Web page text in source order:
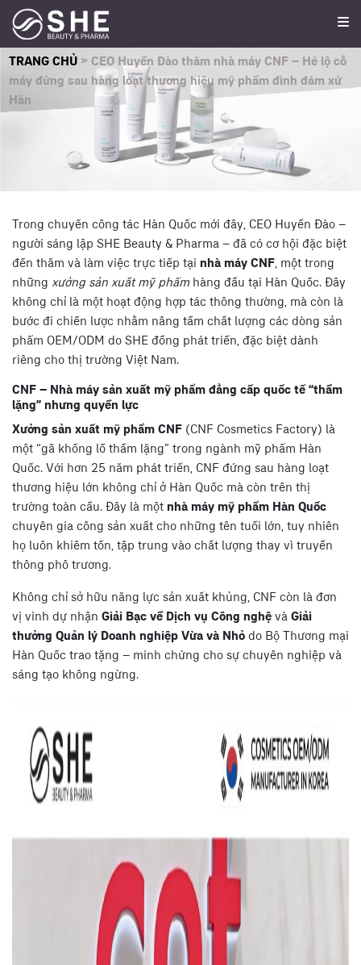
TRANG CHỦ > CEO Huyền Đào thăm nhà máy CNF – Hé lộ cỗ
máy đứng sau hàng loạt thương hiệu mỹ phẩm đình đám xứ
Hàn
Trong chuyến công tác Hàn Quốc mới đây, CEO Huyền Đào –
người sáng lập SHE Beauty & Pharma – đã có cơ hội đặc biệt
đến thăm và làm việc trực tiếp tại nhà máy CNF, một trong
những xưởng sản xuất mỹ phẩmhàng đầu tại Hàn Quốc. Đây
không chỉ là một hoạt động hợp tác thông thường, mà còn là
bước đi chiến lược nhằm nâng tầm chất lượng các dòng sản
phẩm OEM/ODM do SHE đồng phát triển, đặc biệt dành
riêng cho thị trường Việt Nam.
CNF – Nhà máy sản xuất mỹ phẩm đẳng cấp quốc tế “thầm
lặng” nhưng quyền lực
Xưởng sản xuất mỹ phẩm CNF (CNF Cosmetics Factory) là
một “gã khổng lồ thầm lặng” trong ngành mỹ phẩm Hàn
Quốc. Với hơn 25 năm phát triển, CNF đứng sau hàng loạt
thương hiệu lớn không chỉ ở Hàn Quốc mà còn trên thị
trường toàn cầu. Đây là một nhà máy mỹ phẩm Hàn Quốc
chuyên gia công sản xuất cho những tên tuổi lớn, tuy nhiên
họ luôn khiêm tốn, tập trung vào chất lượng thay vì truyền
thông phô trương.
Không chỉ sở hữu năng lực sản xuất khủng, CNF còn là đơn
vị vinh dự nhận Giải Bạc về Dịch vụ Công nghệ và Giải
thưởng Quản lý Doanh nghiệp Vừa và Nhỏ do Bộ Thương mại
Hàn Quốc trao tặng – minh chứng cho sự chuyên nghiệp và
sáng tạo không ngừng.